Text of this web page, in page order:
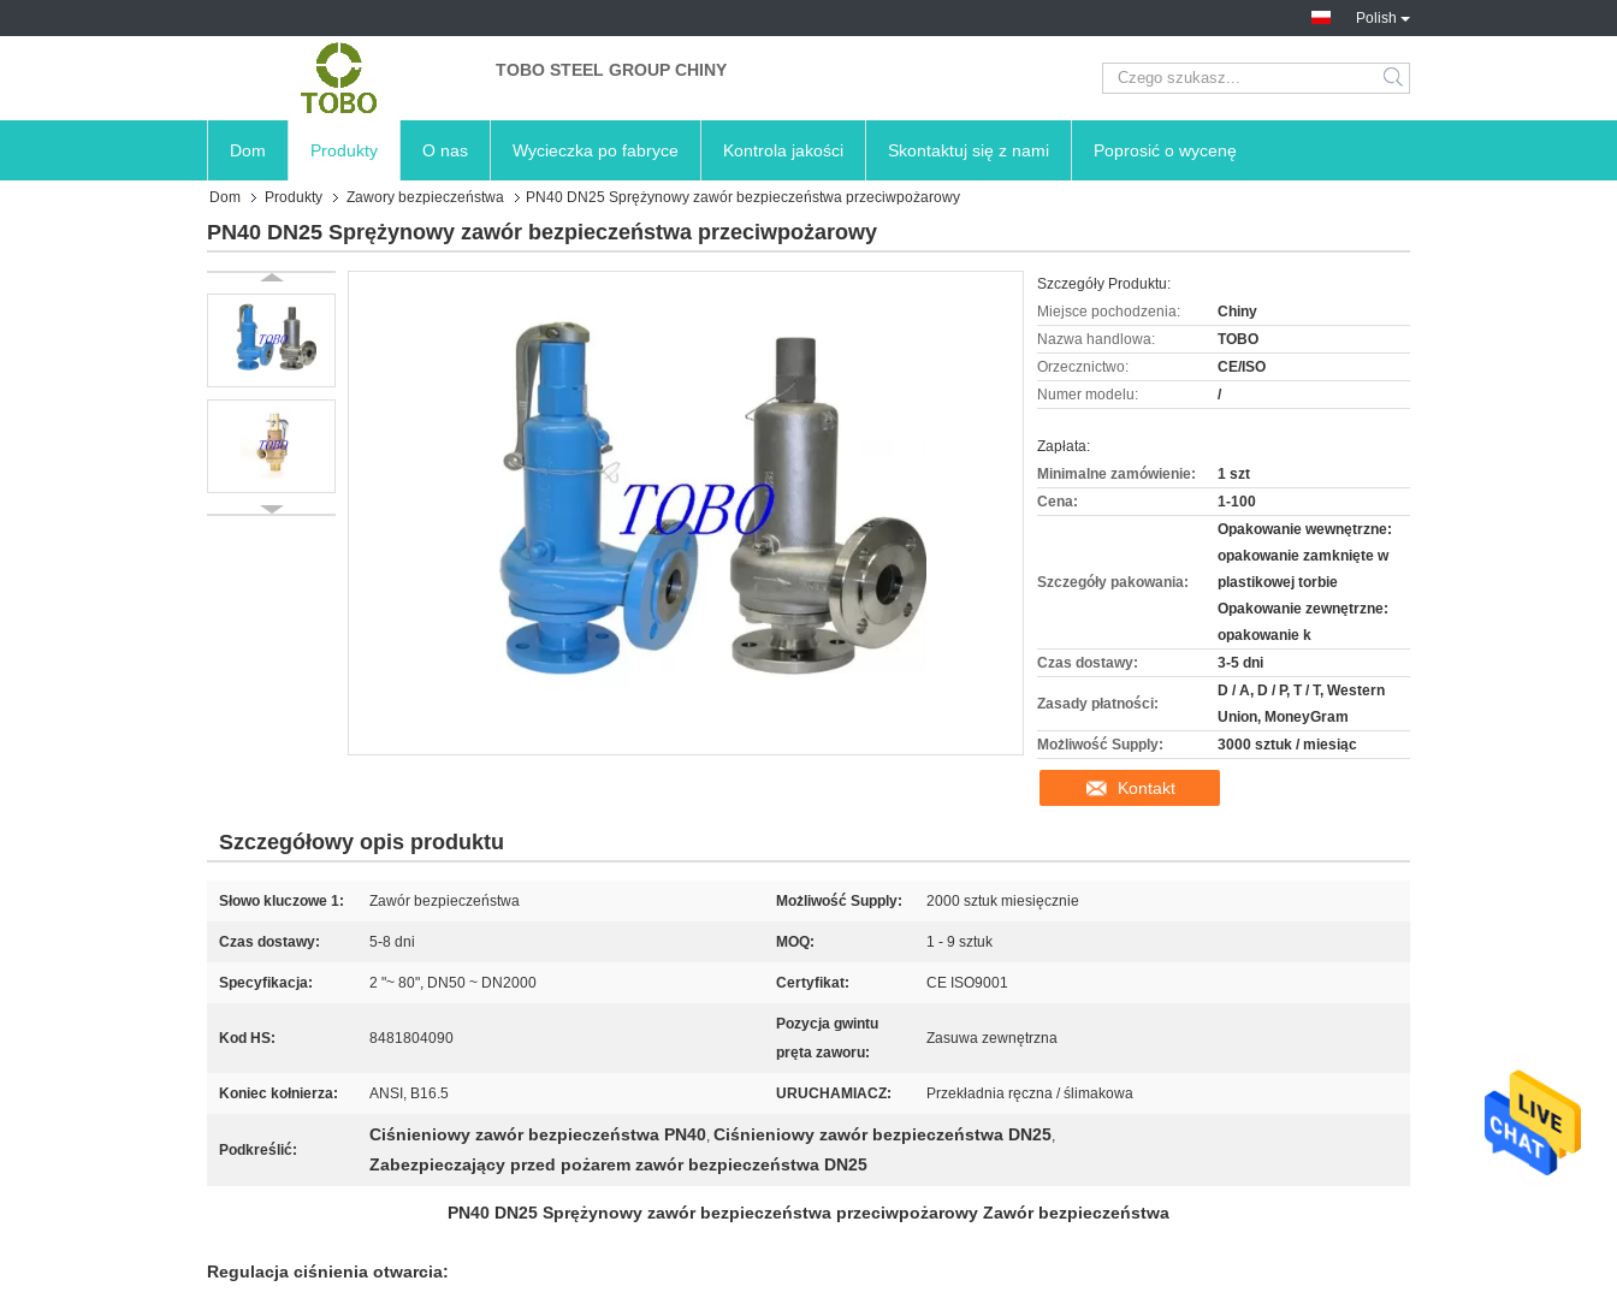
Polish
TOBO STEEL GROUP CHINY
Dom Produkty O nas Wycieczka po fabryce Kontrola jakości Skontaktuj się z nami Poprosić o wycenę
Dom Produkty Zawory bezpieczeństwa PN40 DN25 Sprężynowy zawór bezpieczeństwa przeciwpożarowy
PN40 DN25 Sprężynowy zawór bezpieczeństwa przeciwpożarowy
Szczegóły Produktu:
Miejsce pochodzenia:
Chiny
Nazwa handlowa:
TOBO
Orzecznictwo:
CE/ISO
Numer modelu:
/
Zapłata:
Minimalne zamówienie:
1 szt
Cena:
1-100
Szczegóły pakowania:
Opakowanie wewnętrzne:
opakowanie zamknięte w
plastikowej torbie
Opakowanie zewnętrzne:
opakowanie k
Czas dostawy:
3-5 dni
Zasady płatności:
D / A, D / P, T / T, Western
Union, MoneyGram
Możliwość Supply:
3000 sztuk / miesiąc
Kontakt
Szczegółowy opis produktu
Słowo kluczowe 1: Zawór bezpieczeństwa Możliwość Supply: 2000 sztuk miesięcznie
Czas dostawy: 5-8 dni MOQ: 1 - 9 sztuk
Specyfikacja: 2 "~ 80", DN50 ~ DN2000 Certyfikat: CE ISO9001
Kod HS: 8481804090
Pozycja gwintu
pręta zaworu:
Zasuwa zewnętrzna
Koniec kołnierza: ANSI, B16.5 URUCHAMIACZ: Przekładnia ręczna / ślimakowa
Podkreślić:
Ciśnieniowy zawór bezpieczeństwa PN40, Ciśnieniowy zawór bezpieczeństwa DN25,
Zabezpieczający przed pożarem zawór bezpieczeństwa DN25
PN40 DN25 Sprężynowy zawór bezpieczeństwa przeciwpożarowy Zawór bezpieczeństwa
Regulacja ciśnienia otwarcia: